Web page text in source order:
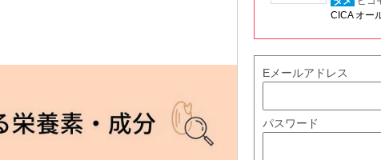
CICA オー
Eメールアドレス
パスワード